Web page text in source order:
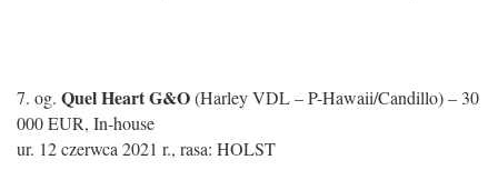
7. og. Quel Heart G&O(Harley VDL – P-Hawaii/Candillo) – 30
000 EUR, In-house
ur. 12 czerwca 2021 r., rasa: HOLST